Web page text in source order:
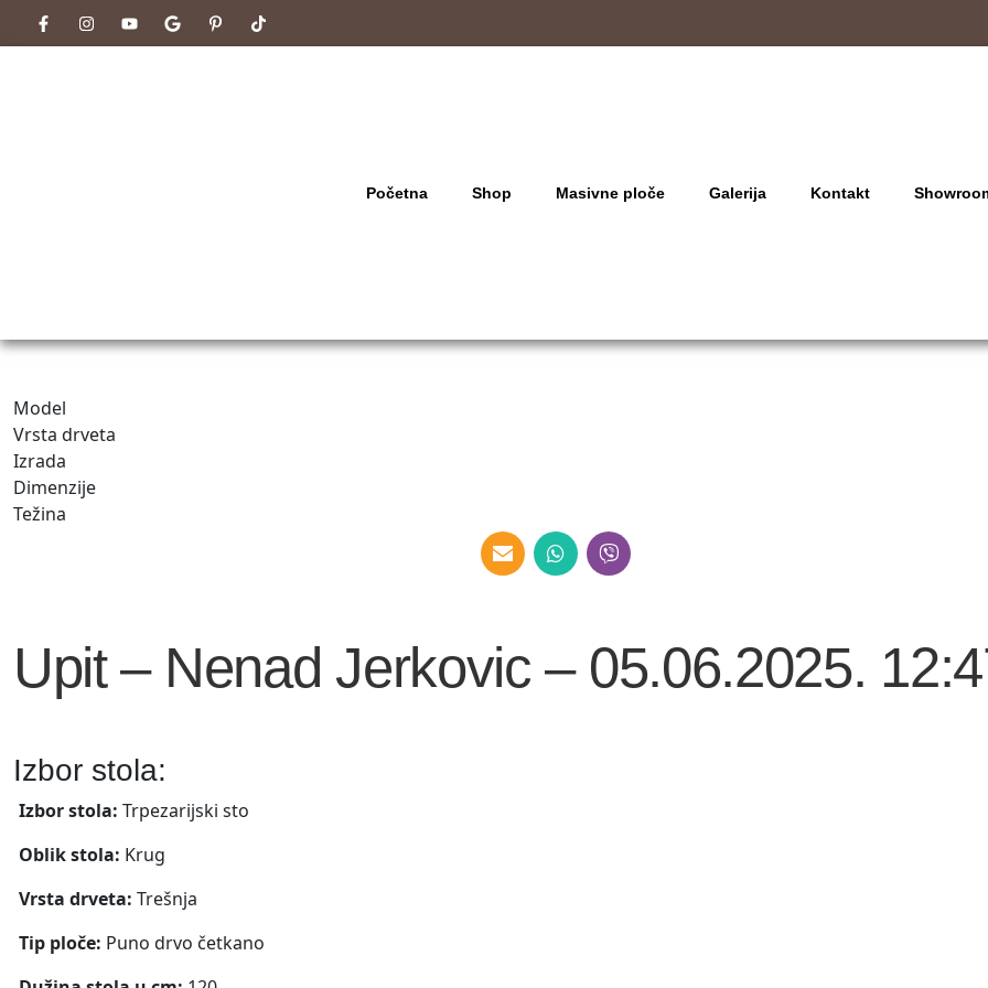
Početna Shop Masivne ploče Galerija Kontakt
Model
Vrsta drveta
Izrada
Dimenzije
Težina
Upit – Nenad Jerkovic – 05.06.2025.
Izbor stola:
Izbor stola: Trpezarijski sto
Oblik stola: Krug
Vrsta drveta: Trešnja
Tip ploče: Puno drvo četkano